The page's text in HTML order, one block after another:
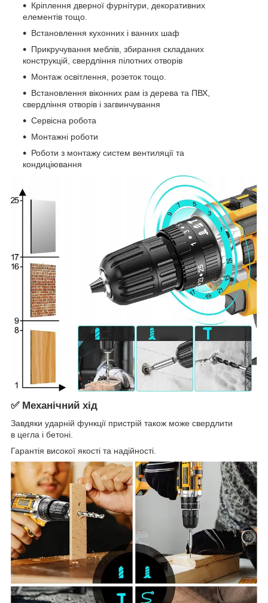
Кріплення дверної фурнітури, декоративних
елементів тощо.
Встановлення кухонних і ванних шаф
Прикручування меблів, збирання складаних
конструкцій, свердління пілотних отворів
Монтаж освітлення, розеток тощо.
Встановлення віконних рам із дерева та ПВХ,
свердління отворів і загвинчування
Сервісна робота
Монтажні роботи
Роботи з монтажу систем вентиляції та
кондиціювання
✅ Механічний хід
Завдяки ударній функції пристрій також може свердлити
в цегла і бетоні.
Гарантія високої якості та надійності.